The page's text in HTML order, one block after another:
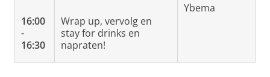
16:00
-
16:30
Wrap up, vervolg en
stay for drinks en
napraten!
Ybema